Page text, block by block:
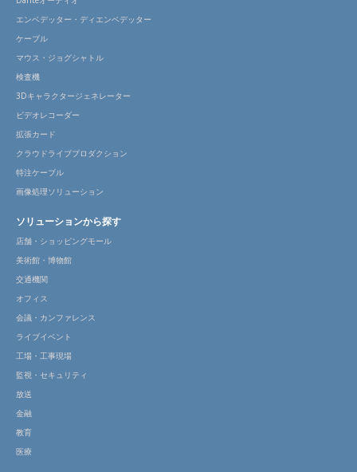
エンベデッター・ディエンベデッター
ケーブル
マウス・ジョグシャトル
検査機
3Dキャラクタージェネレーター
ビデオレコーダー
拡張カード
クラウドライブプロダクション
特注ケーブル
画像処理ソリューション
ソリューションから探す
店舗・ショッピングモール
美術館・博物館
交通機関
オフィス
会議・カンファレンス
ライブイベント
工場・工事現場
監視・セキュリティ
放送
金融
教育
医療